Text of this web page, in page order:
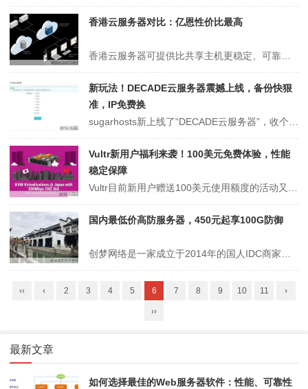
香港云服务器对比：亿恩性价比最高
新玩法！DECADE云服务器震撼上线，备份快狠
准，IP免费换
Vultr新用户福利来袭！100美元免费体验，性能
稳定保障
国内最低价高防服务器，450元起享100G防御
‹‹ ‹ 2 3 4 5 6 7 8 9 10 11 ›
››
最新文章
如何选择最佳的Web服务器软件：性能、可靠性